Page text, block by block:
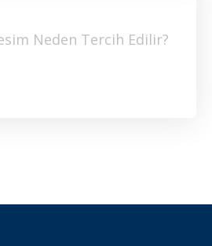
Neden Tercih Edilir?